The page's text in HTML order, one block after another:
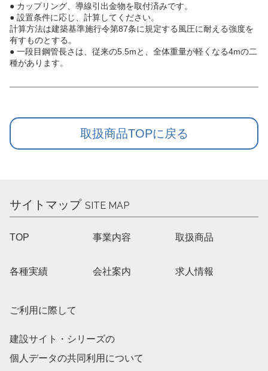
● カップリング、導線引出金物を取付済みです。
● 設置条件に応じ、計算してください。
計算方法は建築基準施行令第87条に規定する風圧に耐える強度を
有すものとする。
● 一段目鋼管長さは、従来の5.5mと、全体重量が軽くなる4mの二
種があります。
取扱商品TOPに戻る
サイトマップ SITE MAP
TOP 事業内容 取扱商品
各種実績 会社案内 求人情報
ご利用に際して
建設サイト・シリーズの
個人データの共同利用について